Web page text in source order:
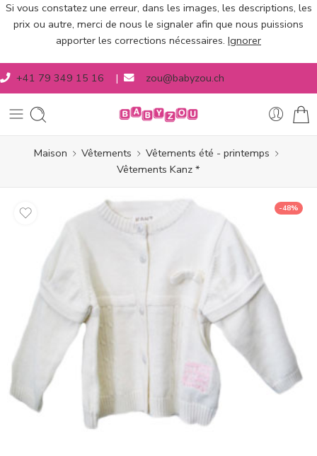
Si vous constatez une erreur, dans les images, les descriptions, les
prix ou autre, merci de nous le signaler afin que nous puissions
apporter les corrections nécessaires. Ignorer
+41 79 349 15 16 | zou@babyzou.ch
Maison Vêtements
Vêtements été - printemps
Vêtements Kanz *
-48%